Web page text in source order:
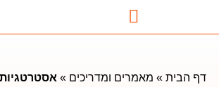
דף הבית»מאמרים ומדריכים»אסטרטגיות